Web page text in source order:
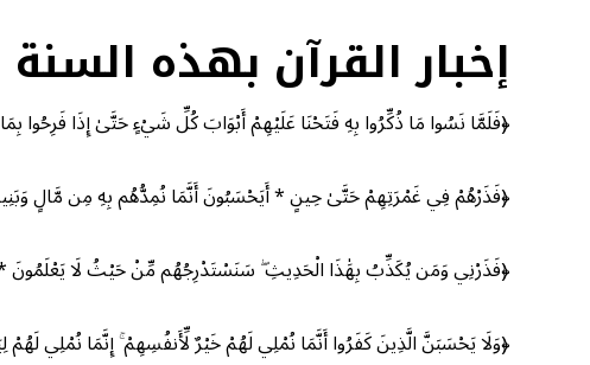
إخبار القرآن بهذه السنة
﴿فَلَمَّا نَسُوا مَا ذُكِّرُوا بِهِ فَتَحْنَا عَلَيْهِمْ أَبْوَابَ كُلِّ شَيْءٍ حَتَّىٰ إِذَا فَرِحُوا
﴿فَذَرْهُمْ فِي غَمْرَتِهِمْ حَتَّىٰ حِينٍ * أَيَحْسَبُونَ أَنَّمَا نُمِدُّهُم بِهِ مِن مَّالٍ
﴿فَذَرْنِي وَمَن يُكَذِّبُ بِهَٰذَا الْحَدِيثِ ۖ سَنَسْتَدْرِجُهُم مِّنْ حَيْثُ لَا يَعْلَمُونَ
﴿وَلَا يَحْسَبَنَّ الَّذِينَ كَفَرُوا أَنَّمَا نُمْلِي لَهُمْ خَيْرٌ لِّأَنفُسِهِمْ ۚ إِنَّمَا نُمْلِي